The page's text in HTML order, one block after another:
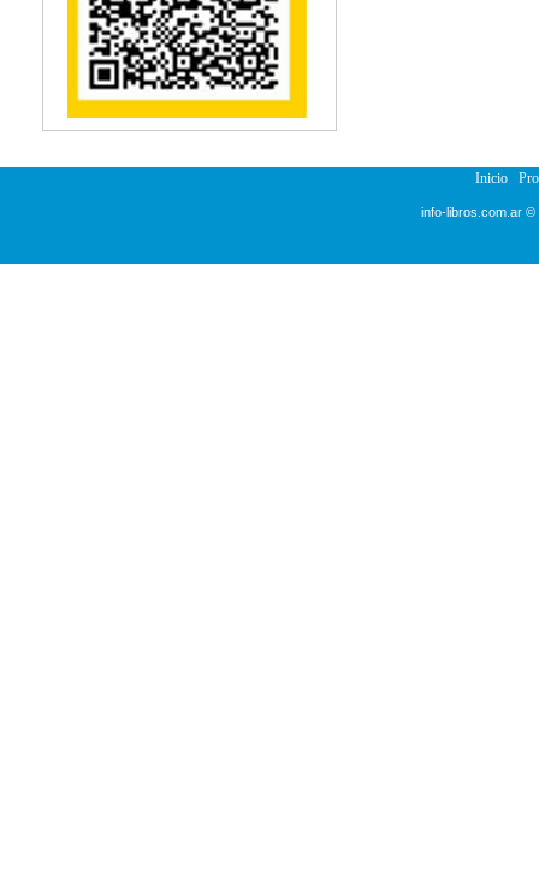
Reumatología
Salud Pública
Semiología
Terapia Ocupacional
Urología
Inicio
info-libros.com.ar